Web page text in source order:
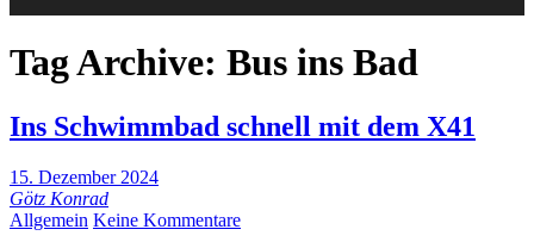
Tag Archive: Bus ins Bad
Ins Schwimmbad schnell mit dem X41
15. Dezember 2024
Götz Konrad
Allgemein Keine Kommentare